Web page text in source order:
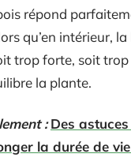
répond
qu’en intérieur,
trop forte, soit trop
la plante.
: Des
la durée de